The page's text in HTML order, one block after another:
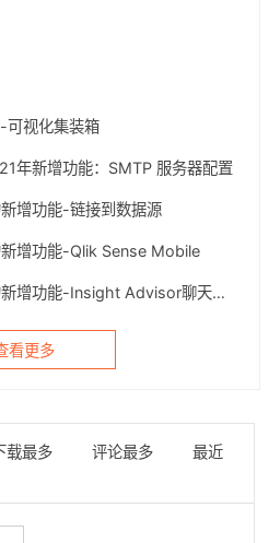
视化集装箱
年新增功能：SMTP 服务器配置
增功能-链接到数据源
增功能-Qlik Sense Mobile
Qlik Sense的SaaS版本中的新增功能-Insight Advisor聊天功能的增强
看更多
载最多 评论最多
最近